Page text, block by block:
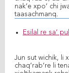
nak’e xpo’ chi
taasachmanq.
Esilal re sa’
Jun sut wichik, li
chaq’rab’re li